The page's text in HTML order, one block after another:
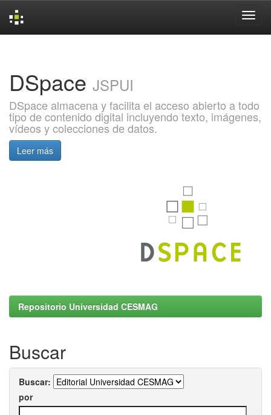
DSpace JSPUI
DSpace almacena y facilita el acceso abierto a todo
tipo de contenido digital incluyendo texto, imágenes,
vídeos y colecciones de datos.
Leer más
Repositorio Universidad CESMAG
Buscar
Buscar:
por